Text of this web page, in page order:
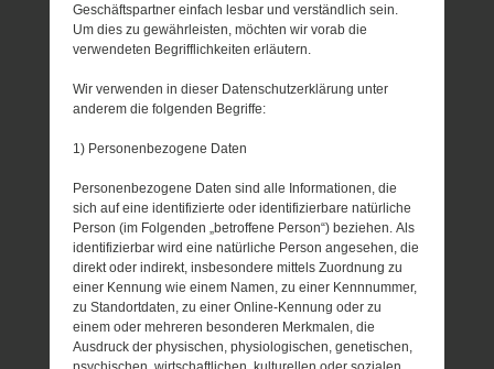
Geschäftspartner einfach lesbar und verständlich sein.
Um dies zu gewährleisten, möchten wir vorab die
verwendeten Begrifflichkeiten erläutern.
Wir verwenden in dieser Datenschutzerklärung unter
anderem die folgenden Begriffe:
1) Personenbezogene Daten
Personenbezogene Daten sind alle Informationen, die
sich auf eine identifizierte oder identifizierbare natürliche
Person (im Folgenden „betroffene Person“) beziehen. Als
identifizierbar wird eine natürliche Person angesehen, die
direkt oder indirekt, insbesondere mittels Zuordnung zu
einer Kennung wie einem Namen, zu einer Kennnummer,
zu Standortdaten, zu einer Online-Kennung oder zu
einem oder mehreren besonderen Merkmalen, die
Ausdruck der physischen, physiologischen, genetischen,